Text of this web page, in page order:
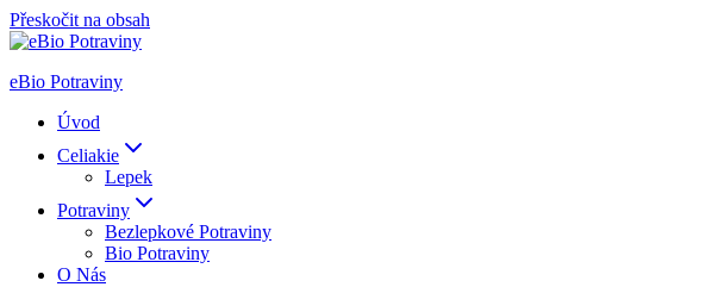
Přeskočit na obsah
eBio Potraviny
Úvod
Celiakie
Lepek
Potraviny
Bezlepkové Potraviny
Bio Potraviny
O Nás